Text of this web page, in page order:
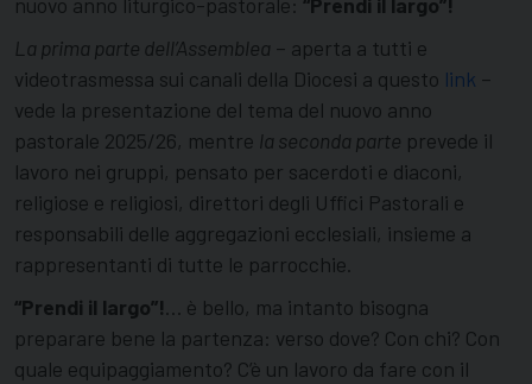
La prima parte dell’Assemblea – aperta a tutti e
videotrasmessa sui canali della Diocesi a questo link –
vede la presentazione del tema del nuovo anno
pastorale 2025/26, mentre la seconda parte prevede il
lavoro nei gruppi, pensato per sacerdoti e diaconi,
religiose e religiosi, direttori degli Uffici Pastorali e
responsabili delle aggregazioni ecclesiali, insieme a
rappresentanti di tutte le parrocchie.
“Prendi il largo”! … è bello, ma intanto bisogna
preparare bene la partenza: verso dove? Con chi? Con
quale equipaggiamento? C’è un lavoro da fare con il